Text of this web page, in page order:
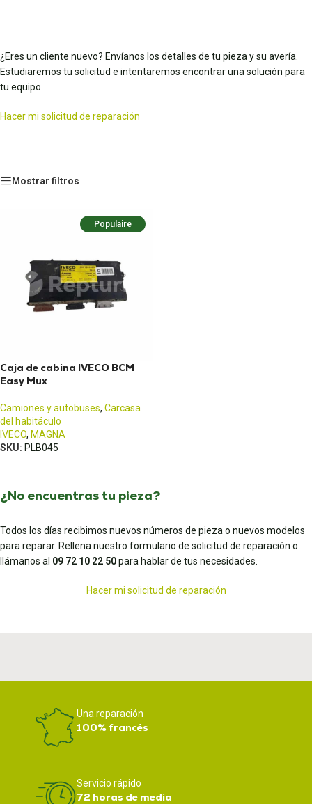
¿Eres un cliente nuevo? Envíanos los detalles de tu pieza y su avería.
Estudiaremos tu solicitud e intentaremos encontrar una solución para
tu equipo.
Hacer mi solicitud de reparación
Mostrar filtros
Populaire
Caja de cabina IVECO BCM
Easy Mux
Camiones y autobuses, Carcasa
del habitáculo
IVECO, MAGNA
SKU: PLB045
¿No encuentras tu pieza?
Todos los días recibimos nuevos números de pieza o nuevos modelos
para reparar. Rellena nuestro formulario de solicitud de reparación o
llámanos al 09 72 10 22 50para hablar de tus necesidades.
Hacer mi solicitud de reparación
Una reparación
100% francés
Servicio rápido
72 horas de media